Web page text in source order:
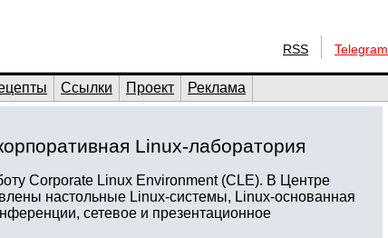
RSS Telegram
Ссылки Проект Реклама
Linux-лаборатория
Corporate Linux Environment (CLE). В Центре
настольные Linux-системы, Linux-основанная
сетевое и презентационное